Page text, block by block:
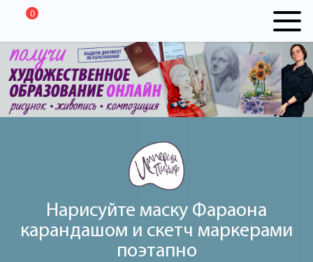
0
Нарисуйте маску Фараона
карандашом и скетч маркерами
поэтапно